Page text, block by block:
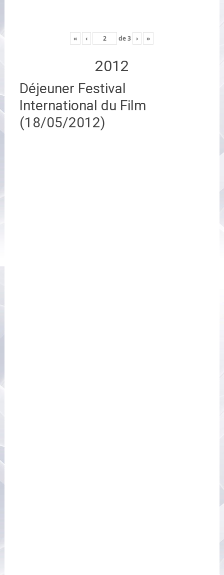
« ‹ de3 › »
2012
Déjeuner Festival
International du Film
(18/05/2012)